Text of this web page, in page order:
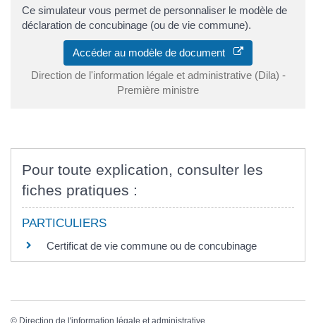
Ce simulateur vous permet de personnaliser le modèle de
déclaration de concubinage (ou de vie commune).
Accéder au modèle de document
Direction de l'information légale et administrative (Dila) -
Première ministre
Pour toute explication, consulter les
fiches pratiques :
PARTICULIERS
Certificat de vie commune ou de concubinage
© Direction de l'information légale et administrative